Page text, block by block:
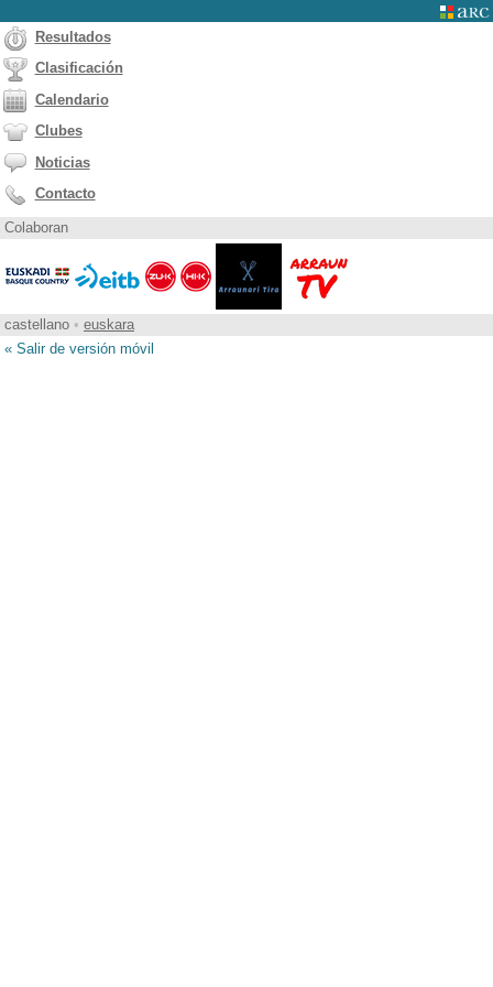
Resultados
Clasificación
Calendario
Clubes
Noticias
Contacto
Colaboran
castellano • euskara
« Salir de versión móvil